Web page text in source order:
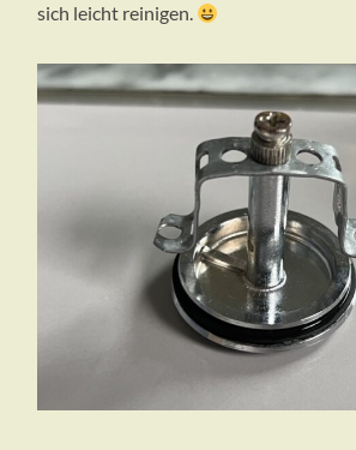
sich leicht reinigen.